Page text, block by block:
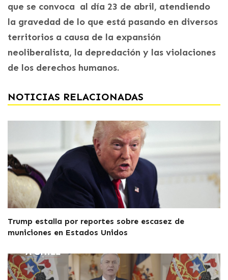
que se convoca al día 23 de abril, atendiendo
la gravedad de lo que está pasando en diversos
territorios a causa de la expansión
neoliberalista, la depredación y las violaciones
de los derechos humanos.
NOTICIAS RELACIONADAS
Trump estalla por reportes sobre escasez de
municiones en Estados Unidos